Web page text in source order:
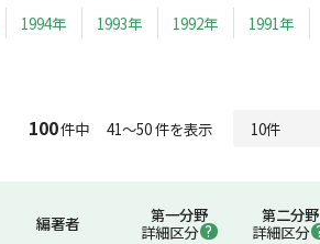
1994年 1993年 1992年 1991年
100件中 41～50 件を表示
編著者
第一分野
詳細区分
第二分野
詳細区分